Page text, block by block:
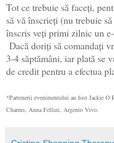
Tot ce trebuie să faceți,
să vă înscrieți (nu trebuie
înscris veți primi zilnic un
Dacă doriți să comandați
3-4 săptămâni, iar plată se
de credit pentru a efectua
*Partenerii evenimentului au fost Jackie
Charms, Anna Fellini, Argento Vivo.